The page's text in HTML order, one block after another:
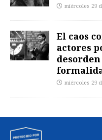
miércoles 29
El caos
actores
miércoles 29